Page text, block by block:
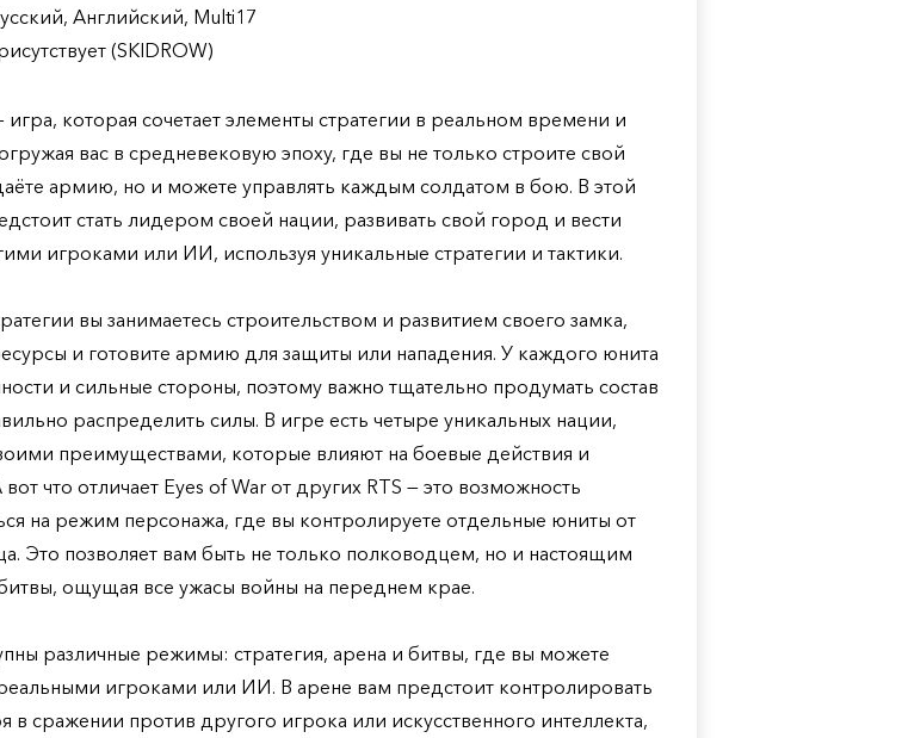
Английский, Multi17
(SKIDROW)
игра, которая сочетает элементы стратегии в реальном времени и
вас в средневековую эпоху, где вы не только строите свой
армию, но и можете управлять каждым солдатом в бою. В этой
стать лидером своей нации, развивать свой город и вести
игроками или ИИ, используя уникальные стратегии и тактики.
вы занимаетесь строительством и развитием своего замка,
и готовите армию для защиты или нападения. У каждого юнита
и сильные стороны, поэтому важно тщательно продумать состав
распределить силы. В игре есть четыре уникальных нации,
преимуществами, которые влияют на боевые действия и
что отличает Eyes of War от других RTS — это возможность
на режим персонажа, где вы контролируете отдельные юниты от
Это позволяет вам быть не только полководцем, но и настоящим
ощущая все ужасы войны на переднем крае.
различные режимы: стратегия, арена и битвы, где вы можете
реальными игроками или ИИ. В арене вам предстоит контролировать
в сражении против другого игрока или искусственного интеллекта,